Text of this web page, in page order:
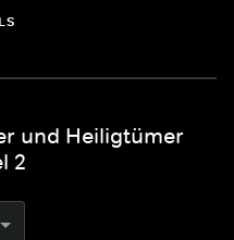
und Heiligtümer
2